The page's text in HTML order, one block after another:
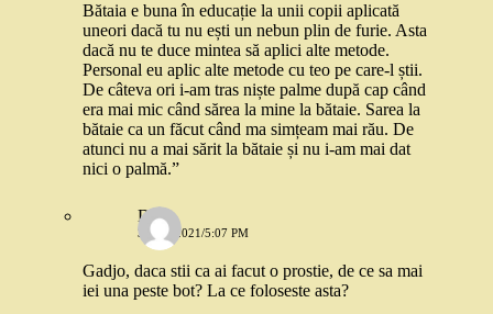
Bătaia e buna în educație la unii copii aplicată
uneori dacă tu nu ești un nebun plin de furie. Asta
dacă nu te duce mintea să aplici alte metode.
Personal eu aplic alte metode cu teo pe care-l știi.
De câteva ori i-am tras niște palme după cap când
era mai mic când sărea la mine la bătaie. Sarea la
bătaie ca un făcut când ma simțeam mai rău. De
atunci nu a mai sărit la bătaie și nu i-am mai dat
nici o palmă.”
Dojo
3 MAI 2021/5:07 PM
Gadjo, daca stii ca ai facut o prostie, de ce sa mai
iei una peste bot? La ce foloseste asta?